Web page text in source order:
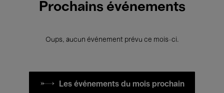
Prochains événements
Oups, aucun événement prévu ce mois-ci.
Les événements du mois prochain